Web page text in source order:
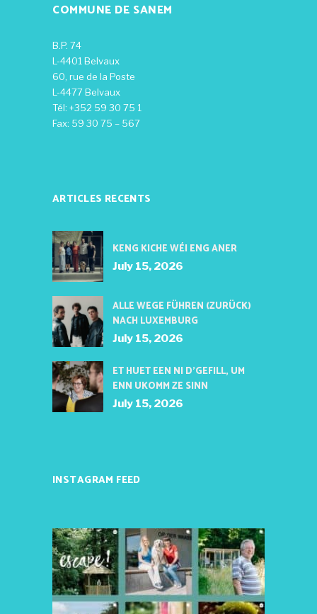
COMMUNE DE SANEM
B.P. 74
L-4401 Belvaux
60, rue de la Poste
L-4477 Belvaux
Tél: +352 59 30 75 1
Fax: 59 30 75 – 567
ARTICLES RECENTS
KENG KICHE WÉI ENG ANER
July 15, 2026
ALLE WEGE FÜHREN (ZURÜCK)
NACH LUXEMBURG
July 15, 2026
ET HUET EEN NI D’GEFILL, UM
ENN UKOMM ZE SINN
July 15, 2026
INSTAGRAM FEED